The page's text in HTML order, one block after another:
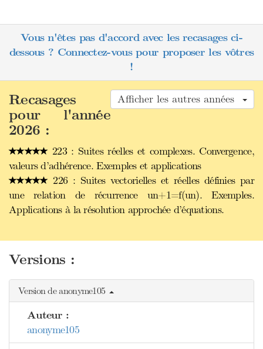
Vous n'êtes pas d'accord avec les recasages ci-
dessous ? Connectez-vous pour proposer les vôtres
!
Afficher les autres années
Recasages
pour l'année
2026 :
223 : Suites réelles et complexes. Convergence,
valeurs d’adhérence. Exemples et applications
226 : Suites vectorielles et réelles définies par
une relation de récurrence un+1=f(un). Exemples.
Applications à la résolution approchée d’équations.
Versions :
Version de anonyme105
Auteur :
anonyme105